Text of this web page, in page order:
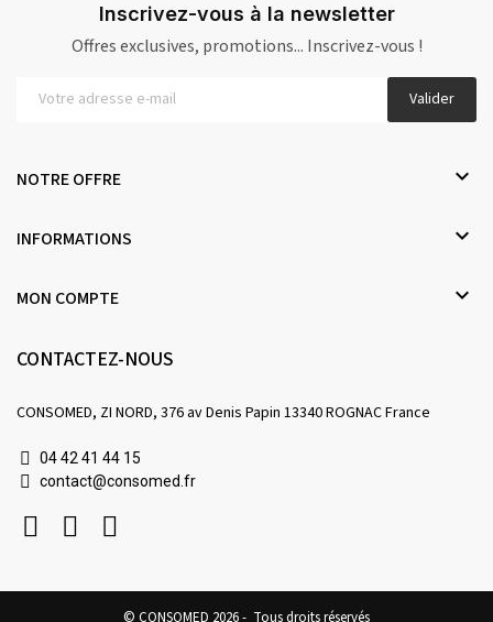
Inscrivez-vous à la newsletter
Offres exclusives, promotions... Inscrivez-vous !
Valider
NOTRE OFFRE 
INFORMATIONS 
MON COMPTE 
CONTACTEZ-NOUS
CONSOMED, ZI NORD, 376 av Denis Papin 13340 ROGNAC France
04 42 41 44 15
contact@consomed.fr
© CONSOMED 2026 - Tous droits réservés